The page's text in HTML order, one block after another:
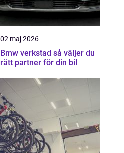
02 maj 2026
Bmw verkstad så väljer du
rätt partner för din bil